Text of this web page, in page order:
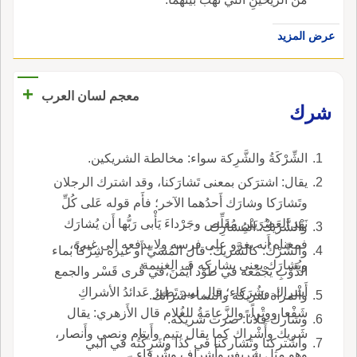
عرض المزيد
معجم لسان العرب
+
شرك
الشِّرْكَةُ والشَّرِكة سواء: مخالطة الشريكين.
يقال: اشترَكن بمعنى تَشارَكنا، وقد اشترك الرجلان
وتَشارَكا وشارَك أَحدُهما الآخر؛ فأَم قوله عَلى كُلِّ
نَهْدِ العَصْرَيَيْنِ مُقَلِّص وجَرْداءَ يَأْبى رَبُّها أَن يُشارَك
فمعناه أَنه يغزو على فرسه ولا يدفعه إلى غيره،
ويُشارَك يعني يشاركه ف الغنيمة.
والشَّريكُ: المُشارِك.
والشِّرْكُ: كالشَّريك؛ قال المُسَيِّ أَو غيره شِرْكاً بماء
الذَّوْبِ يَجْمَعه في طَوْد أَيْمَنَ،في قُرى قَسْر والجمع
أَشْراك وشُرَكاء؛ قال لبيد تَطيرُ عَدائدُ الأشراكِ
شَفْعا ووِتْراً، والزَّعامَةُ للغُلام قال الأَزهري: يقال
شَريك وأَشْراك كما يقال يتيم وأَيتام ونصي وأَنصار،
وهو مثل شريف وأَشراف وشُرفاء.
والمرأة شَريكة والنساء شَرائك.
وشارك فلاناً: صرت شريكه.
واشْتركنا وتَشاركنا في كذا وشَرِكْتُه في البي